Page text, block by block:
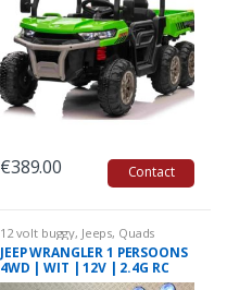
€389.00 Contact
12 volt buggy, Jeeps, Quads
JEEP WRANGLER 1 PERSOONS
4WD | WIT | 12V | 2.4G RC